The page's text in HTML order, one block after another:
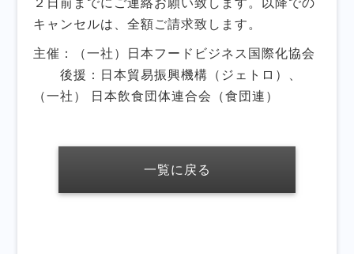
２日前までにご連絡お願い致します。以降での
キャンセルは、全額ご請求致します。
主催：（一社）日本フードビジネス国際化協会
後援：日本貿易振興機構（ジェトロ）、
（一社） 日本飲食団体連合会（食団連）
一覧に戻る